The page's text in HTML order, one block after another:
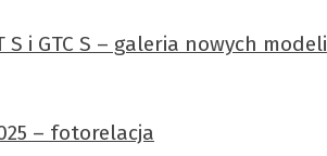
i GTC S – galeria nowych modeli
– fotorelacja